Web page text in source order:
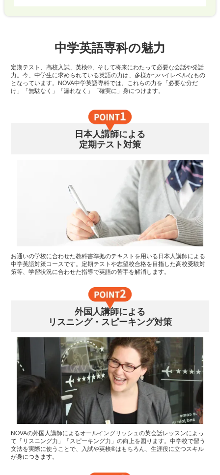
中学英語専科の魅力
定期テスト、高校入試、英検®、そして将来にわたって必要な会話や発話
力。今、中学生に求められている英語の力は、多様かつハイレベルなもの
となっています。NOVA中学英語専科では、これらの力を「必要な分だ
け」「無駄なく」「漏れなく」「確実に」身につけます。
日本人講師による
定期テスト対策
お通いの学校に合わせた教科書準拠のテキストを用いる日本人講師による
中学英語対策コースです。定期テストや志望校合格を目指した高校受験対
策等、学習状況に合わせた指導で英語の苦手を解消します。
外国人講師による
リスニング・スピーキング対策
NOVAの外国人講師によるオールイングリッシュの英会話レッスンによっ
て「リスニング力」「スピーキング力」の向上を図ります。中学校で習う
文法を実際に使うことで、入試や英検®はもちろん、生涯役に立つスキル
が身につきます。